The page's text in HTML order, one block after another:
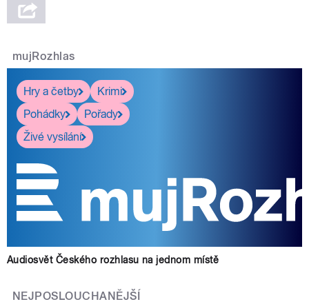
mujRozhlas
Hry a četby
Krimi
Pohádky
Pořady
Živé vysílání
Audiosvět Českého rozhlasu na jednom místě
NEJPOSLOUCHANĚJŠÍ